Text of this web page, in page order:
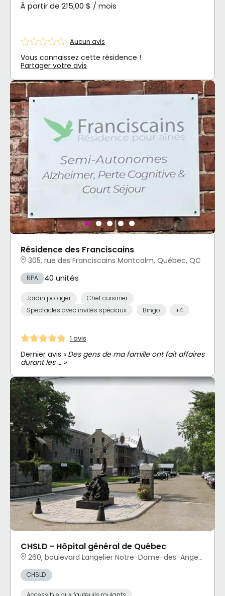
À partir de 215,00 $ / mois
Aucun avis
Vous connaissez cette résidence !
Partager votre avis
Résidence des Franciscains
305, rue des Franciscains Montcalm, Québec, QC
RPA 40 unités
Jardin potager
Chef cuisinier
Spectacles avec invités spéciaux
Bingo +4
1 avis
Dernier avis:« Des gens de ma famille ont fait affaires
durant les … »
CHSLD - Hôpital général de Québec
260, boulevard Langelier Notre-Dame-des-Anges, QC
CHSLD